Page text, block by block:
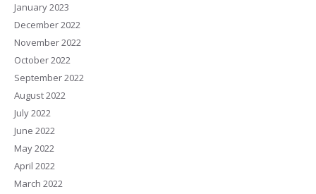
January 2023
December 2022
November 2022
October 2022
September 2022
August 2022
July 2022
June 2022
May 2022
April 2022
March 2022